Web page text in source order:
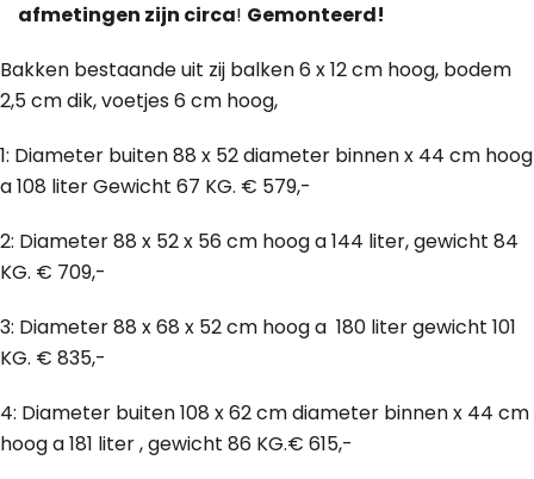
afmetingen zijn circa! Gemonteerd!
Bakken bestaande uit zij balken 6 x 12 cm hoog, bodem
2,5 cm dik, voetjes 6 cm hoog,
1: Diameter buiten 88 x 52 diameter binnen x 44 cm hoog
a 108 liter Gewicht 67 KG. € 579,-
2: Diameter 88 x 52 x 56 cm hoog a 144 liter, gewicht 84
KG. € 709,-
3: Diameter 88 x 68 x 52 cm hoog a 180 liter gewicht 101
KG. € 835,-
4: Diameter buiten 108 x 62 cm diameter binnen x 44 cm
hoog a 181 liter , gewicht 86 KG.€ 615,-